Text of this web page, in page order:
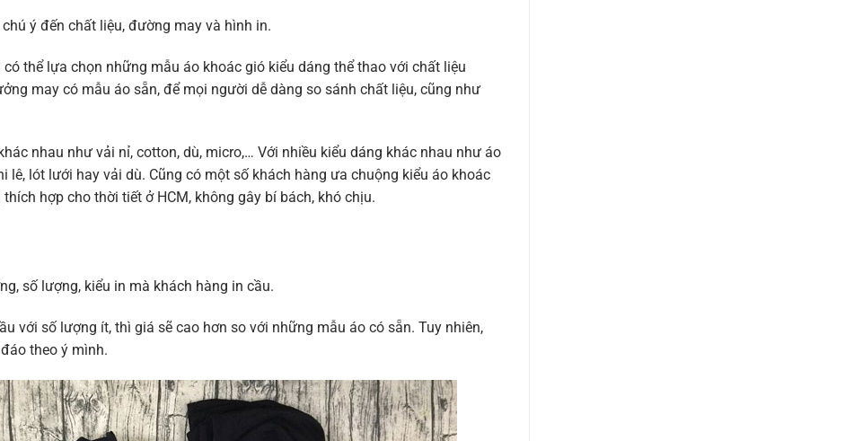
ý đến chất liệu, đường may và hình in.
thể lựa chọn những mẫu áo khoác gió kiểu dáng thể thao với chất liệu
may có mẫu áo sẵn, để mọi người dễ dàng so sánh chất liệu, cũng như
nhau như vải nỉ, cotton, dù, micro,… Với nhiều kiểu dáng khác nhau như áo
lê, lót lưới hay vải dù. Cũng có một số khách hàng ưa chuộng kiểu áo khoác
hợp cho thời tiết ở HCM, không gây bí bách, khó chịu.
số lượng, kiểu in mà khách hàng in cầu.
với số lượng ít, thì giá sẽ cao hơn so với những mẫu áo có sẵn. Tuy nhiên,
theo ý mình.